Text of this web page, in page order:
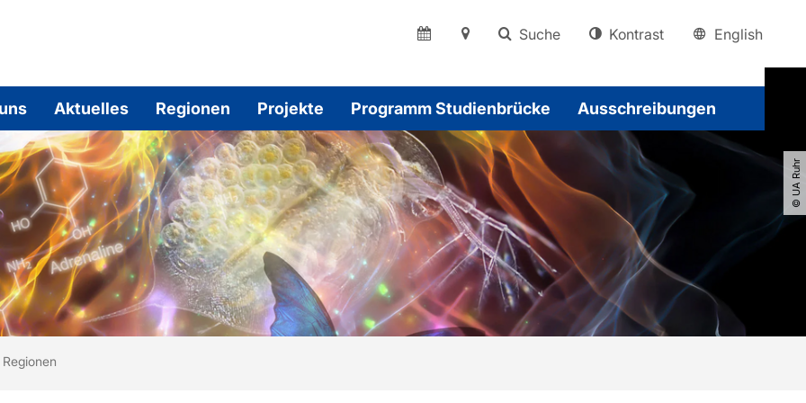
Suche Kontrast English
Aktuelles Regionen Projekte Programm Studienbrücke Ausschreibungen
© UA Ruhr
hier:
Regionen